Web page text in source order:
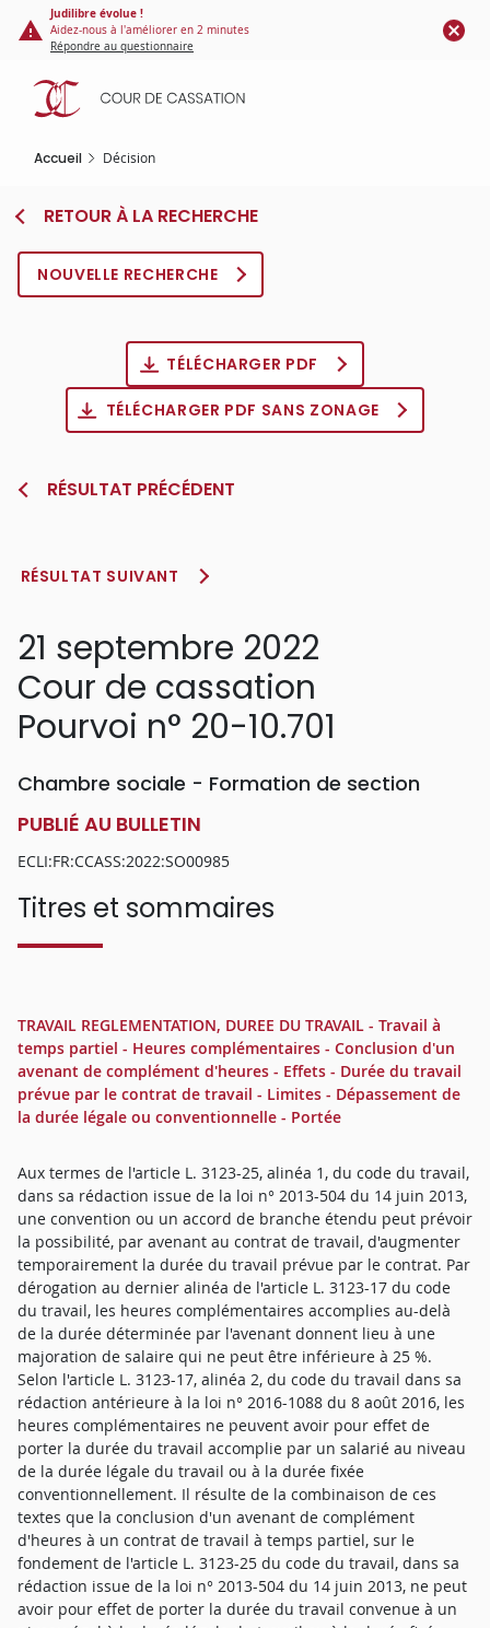
Panneau de gestion des cookies
contenu
principal
Judilibre évolue !
Aidez-nous à l'améliorer en 2 minutes
Répondre au questionnaire
Accueil Décision
RETOUR À LA RECHERCHE
NOUVELLE RECHERCHE
TÉLÉCHARGER PDF
TÉLÉCHARGER PDF SANS ZONAGE
RÉSULTAT PRÉCÉDENT
RÉSULTAT SUIVANT
21 septembre 2022
Cour de cassation
Pourvoi n° 20-10.701
Chambre sociale - Formation de section
PUBLIÉ AU BULLETIN
ECLI:FR:CCASS:2022:SO00985
Titres et sommaires
TRAVAIL REGLEMENTATION, DUREE DU TRAVAIL - Travail à
temps partiel - Heures complémentaires - Conclusion d'un
avenant de complément d'heures - Effets - Durée du travail
prévue par le contrat de travail - Limites - Dépassement de
la durée légale ou conventionnelle - Portée
Aux termes de l'article L. 3123-25, alinéa 1, du code du travail,
dans sa rédaction issue de la loi n° 2013-504 du 14 juin 2013,
une convention ou un accord de branche étendu peut prévoir
la possibilité, par avenant au contrat de travail, d'augmenter
temporairement la durée du travail prévue par le contrat. Par
dérogation au dernier alinéa de l'article L. 3123-17 du code
du travail, les heures complémentaires accomplies au-delà
de la durée déterminée par l'avenant donnent lieu à une
majoration de salaire qui ne peut être inférieure à 25 %.
Selon l'article L. 3123-17, alinéa 2, du code du travail dans sa
rédaction antérieure à la loi n° 2016-1088 du 8 août 2016, les
heures complémentaires ne peuvent avoir pour effet de
porter la durée du travail accomplie par un salarié au niveau
de la durée légale du travail ou à la durée fixée
conventionnellement. Il résulte de la combinaison de ces
textes que la conclusion d'un avenant de complément
d'heures à un contrat de travail à temps partiel, sur le
fondement de l'article L. 3123-25 du code du travail, dans sa
rédaction issue de la loi n° 2013-504 du 14 juin 2013, ne peut
avoir pour effet de porter la durée du travail convenue à un